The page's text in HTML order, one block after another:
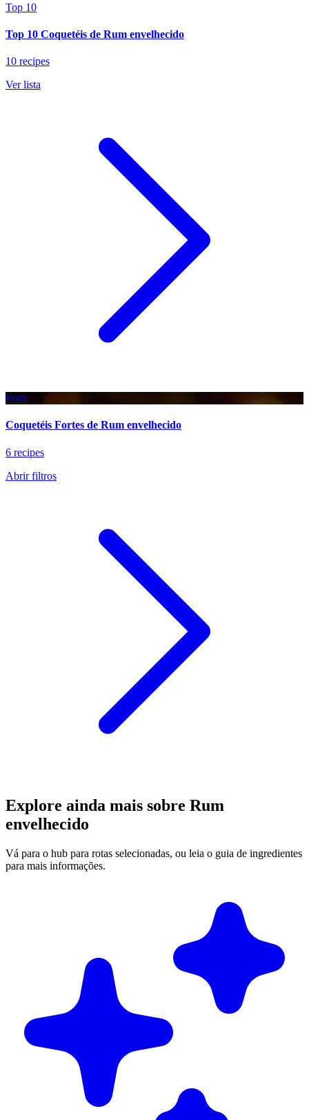
Top 10
Top 10 Coquetéis de Rum envelhecido
10 recipes
Ver lista
Forte
Coquetéis Fortes de Rum envelhecido
6 recipes
Abrir filtros
Explore ainda mais sobre Rum
envelhecido
Vá para o hub para rotas selecionadas, ou leia o guia de ingredientes
para mais informações.